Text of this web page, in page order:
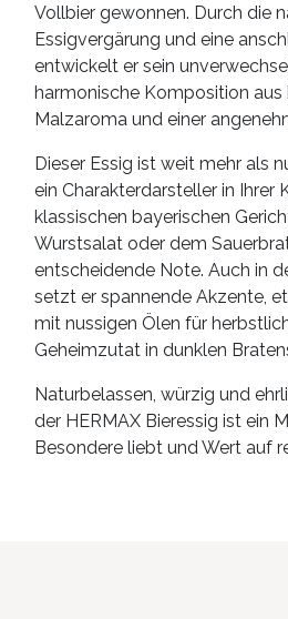
Vollbier gewonnen. Durch die
Essigvergärung und eine
entwickelt er sein
harmonische Komposition
Malzaroma und einer
Dieser Essig ist weit mehr als
ein Charakterdarsteller in Ihrer
klassischen bayerischen
Wurstsalat oder dem
entscheidende Note. Auch in
setzt er spannende Akzente,
mit nussigen Ölen für
Geheimzutat in dunklen
Naturbelassen, würzig und
der HERMAX Bieressig ist ein
Besondere liebt und Wert auf